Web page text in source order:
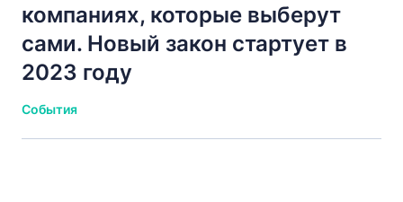
компаниях, которые выберут
сами. Новый закон стартует в
2023 году
События